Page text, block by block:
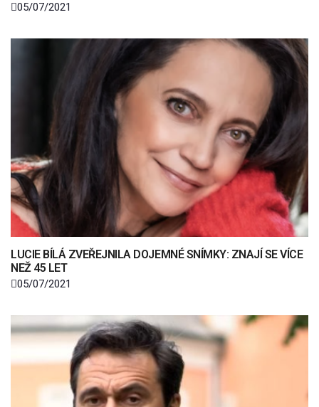
05/07/2021
LUCIE BÍLÁ ZVEŘEJNILA DOJEMNÉ SNÍMKY: ZNAJÍ SE VÍCE
NEŽ 45 LET
05/07/2021